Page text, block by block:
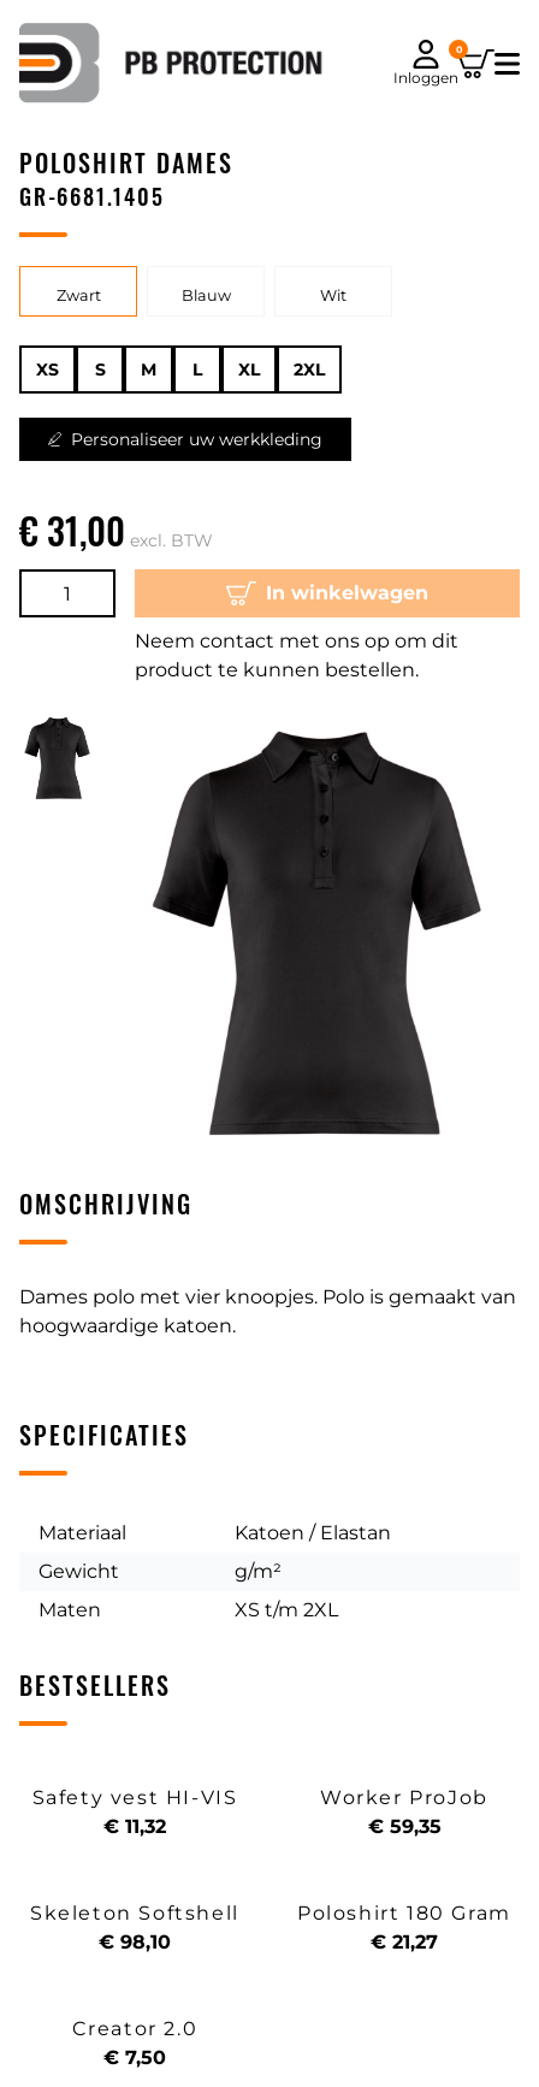
Inloggen
0
POLOSHIRT DAMES
GR-6681.1405
Zwart Blauw Wit
XS S M L XL 2XL
Personaliseer uw werkkleding
€ 31,00 excl. BTW
In winkelwagen
Neem contact met ons op om dit
product te kunnen bestellen.
OMSCHRIJVING
Dames polo met vier knoopjes. Polo is gemaakt van
hoogwaardige katoen.
SPECIFICATIES
Materiaal
Katoen / Elastan
Gewicht
g/m²
Maten
XS t/m 2XL
BESTSELLERS
Safety vest HI-VIS
€ 11,32
Worker ProJob
€ 59,35
Skeleton Softshell
€ 98,10
Poloshirt 180 Gram
€ 21,27
Creator 2.0
€ 7,50